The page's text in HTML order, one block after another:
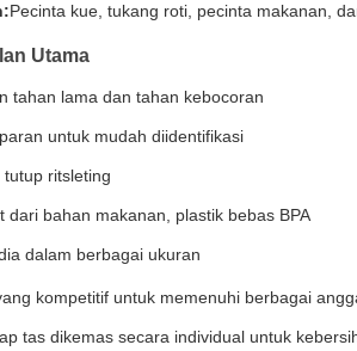
Pecinta kue, tukang roti, pecinta makanan,
Utama
tahan lama dan tahan kebocoran
untuk mudah diidentifikasi
tutup ritsleting
dari bahan makanan, plastik bebas BPA
dalam berbagai ukuran
kompetitif untuk memenuhi berbagai
tas dikemas secara individual untuk